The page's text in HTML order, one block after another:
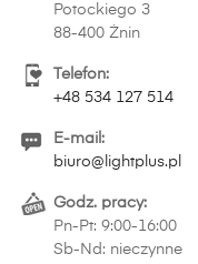
Potockiego 3
88-400 Żnin
Telefon:
+48 534 127 514
E-mail:
biuro@lightplus.pl
Godz. pracy:
Pn-Pt: 9:00-16:00
Sb-Nd: nieczynne